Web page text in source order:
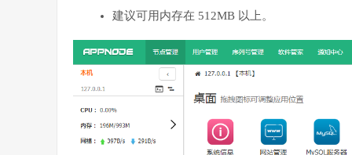
建议可用内存在 512MB 以上。